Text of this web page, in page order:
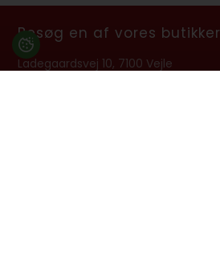
Besøg en af vores butikker
Ladegaardsvej 10, 7100 Vejle